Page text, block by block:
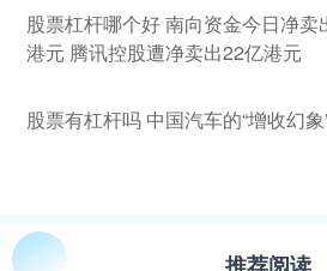
股票杠杆哪个好 南向资金今日净卖
港元 腾讯控股遭净卖出22亿港元
股票有杠杆吗 中国汽车的“增收幻象